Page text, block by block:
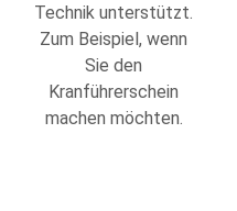
Technik unterstützt.
Zum Beispiel, wenn
Sie den
Kranführerschein
machen möchten.